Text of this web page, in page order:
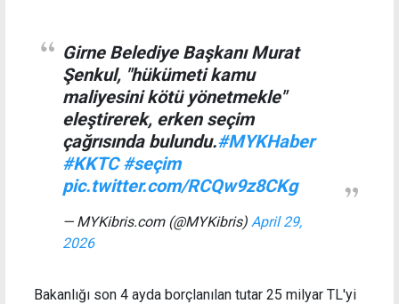
Girne Belediye Başkanı Murat
Şenkul, "hükümeti kamu
maliyesini kötü yönetmekle"
eleştirerek, erken seçim
çağrısında bulundu.#MYKHaber
#KKTC #seçim
pic.twitter.com/RCQw9z8CKg
— MYKibris.com (@MYKibris) April 29,
2026
Bakanlığı son 4 ayda borçlanılan tutar 25 milyar TL'yi